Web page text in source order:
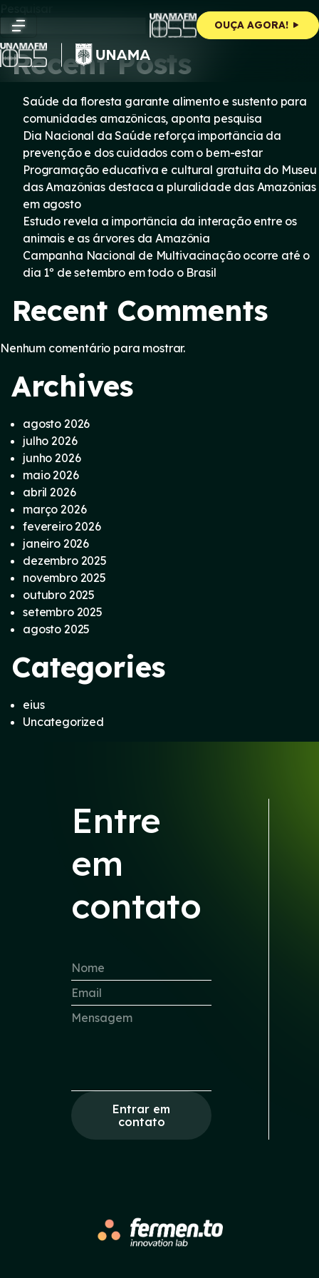
content
OUÇA AGORA!
Pesquisar
Pesquisar
Recent Posts
Saúde da floresta garante alimento e sustento para
comunidades amazônicas, aponta pesquisa
Dia Nacional da Saúde reforça importância da
prevenção e dos cuidados com o bem-estar
Programação educativa e cultural gratuita do Museu
das Amazônias destaca a pluralidade das Amazônias
em agosto
Estudo revela a importância da interação entre os
animais e as árvores da Amazônia
Campanha Nacional de Multivacinação ocorre até o
dia 1º de setembro em todo o Brasil
Recent Comments
Nenhum comentário para mostrar.
Archives
agosto 2026
julho 2026
junho 2026
maio 2026
abril 2026
março 2026
fevereiro 2026
janeiro 2026
dezembro 2025
novembro 2025
outubro 2025
setembro 2025
agosto 2025
Categories
eius
Uncategorized
Entre
em
contato
Entrar em
contato